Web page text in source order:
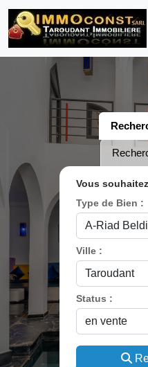
Vous
Type de Bien :
Ville :
Status :